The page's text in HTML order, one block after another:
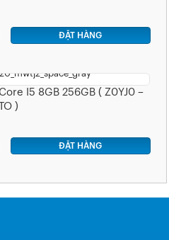
ĐẶT HÀNG
I5 8GB 256GB ( Z0YJ0 –
)
ĐẶT HÀNG